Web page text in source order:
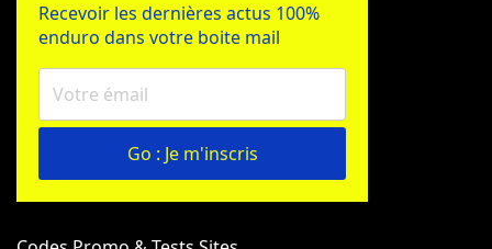
Recevoir les dernières actus 100%
enduro dans votre boite mail
Go : Je m'inscris